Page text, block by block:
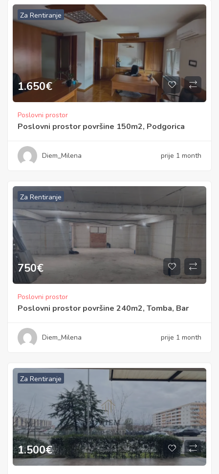
Za Rentiranje
1.650€
Poslovni prostor
Poslovni prostor površine 150m2, Podgorica
Diem_Milena prije 1 month
Za Rentiranje
750€
Poslovni prostor
Poslovni prostor površine 240m2, Tomba, Bar
Diem_Milena prije 1 month
Za Rentiranje
1.500€